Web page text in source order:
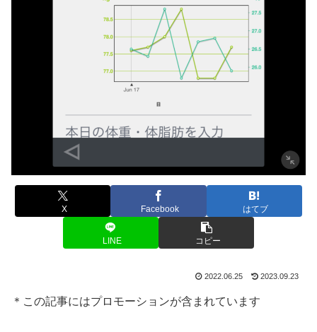
X Facebook はてブ
LINE コピー
2022.06.25 2023.09.23
＊この記事にはプロモーションが含まれています